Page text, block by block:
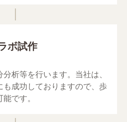
ボ試作
析等を⾏います。当社は、
も成功しておりますので、歩
です。